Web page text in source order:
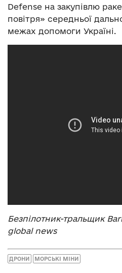
Defense на закупівлю
повітря» середньої
межах допомоги Україні.
Безпілотник-тральщик
global news
ДРОНИ МОРСЬКІ МІНИ